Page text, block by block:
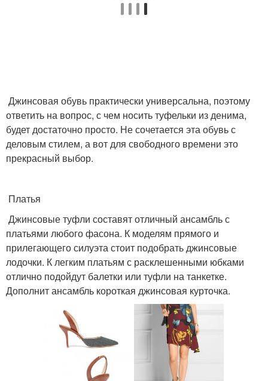
Джинсовая обувь практически универсальна, поэтому
ответить на вопрос, с чем носить туфельки из денима,
будет достаточно просто. Не сочетается эта обувь с
деловым стилем, а вот для свободного времени это
прекрасный выбор.
Платья
Джинсовые туфли составят отличный ансамбль с
платьями любого фасона. К моделям прямого и
прилегающего силуэта стоит подобрать джинсовые
лодочки. К легким платьям с расклешенными юбками
отлично подойдут балетки или туфли на танкетке.
Дополнит ансамбль короткая джинсовая курточка.